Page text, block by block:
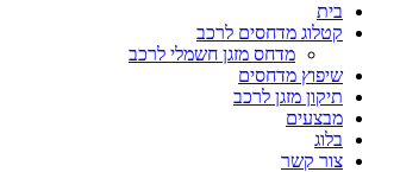
בית
קטלוג מדחסים לרכב
מדחס מזגן חשמלי לרכב
שיפוץ מדחסים
תיקון מזגן לרכב
מבצעים
בלוג
צור קשר